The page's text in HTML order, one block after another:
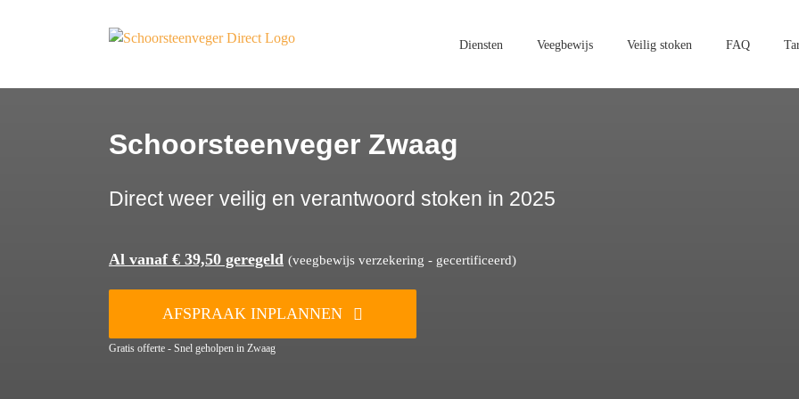
Diensten Veegbewijs Veilig stoken FAQ
Schoorsteenveger Zwaag
Direct weer veilig en verantwoord stoken in 2025
Al vanaf € 39,50 geregeld (veegbewijs verzekering - gecertificeerd)
AFSPRAAK INPLANNEN
Gratis offerte - Snel geholpen in Zwaag